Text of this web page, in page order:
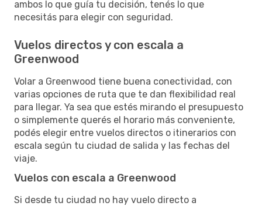
ambos lo que guía tu decisión, tenés lo que
necesitás para elegir con seguridad.
Vuelos directos y con escala a
Greenwood
Volar a Greenwood tiene buena conectividad, con
varias opciones de ruta que te dan flexibilidad real
para llegar. Ya sea que estés mirando el presupuesto
o simplemente querés el horario más conveniente,
podés elegir entre vuelos directos o itinerarios con
escala según tu ciudad de salida y las fechas del
viaje.
Vuelos con escala a Greenwood
Si desde tu ciudad no hay vuelo directo a